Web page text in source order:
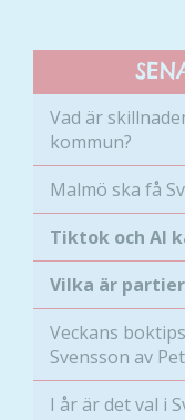
Vad är
kommun?
Malmö ska få
Tiktok och AI
Vilka är
Veckans
Svensson av
I år är det val i